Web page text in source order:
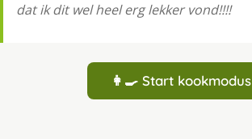
dat ik dit wel heel erg lekker vond!!!!
👩‍🍳 Start kookmodus